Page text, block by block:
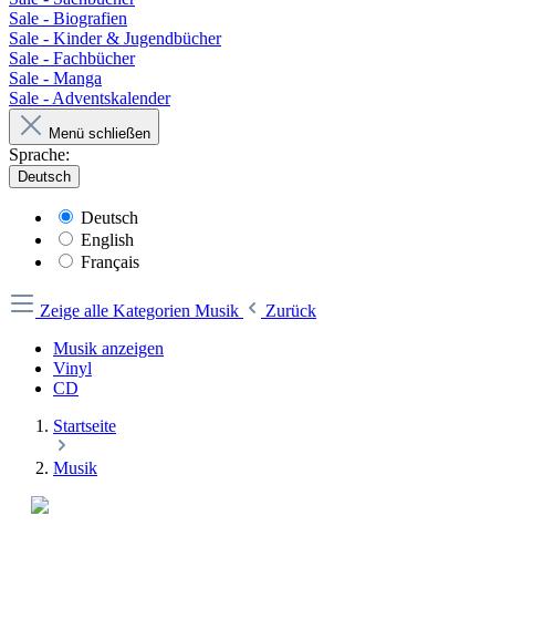
Sale - Biografien
Sale - Kinder & Jugendbücher
Sale - Fachbücher
Sale - Manga
Sale - Adventskalender
Menü schließen
Sprache:
Deutsch
Deutsch
English
Français
Zeige alle Kategorien Musik
Zurück
Musik anzeigen
Vinyl
CD
Startseite
Musik